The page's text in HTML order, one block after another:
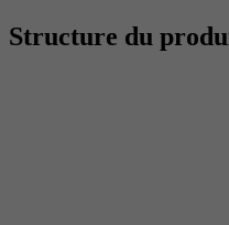
Structure du